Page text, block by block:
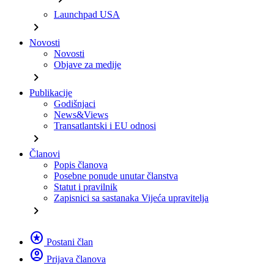
Launchpad USA
chevron_right
Novosti
Novosti
Objave za medije
chevron_right
Publikacije
Godišnjaci
News&Views
Transatlantski i EU odnosi
chevron_right
Članovi
Popis članova
Posebne ponude unutar članstva
Statut i pravilnik
Zapisnici sa sastanaka Vijeća upravitelja
chevron_right
stars Postani član
account_circle Prijava članova